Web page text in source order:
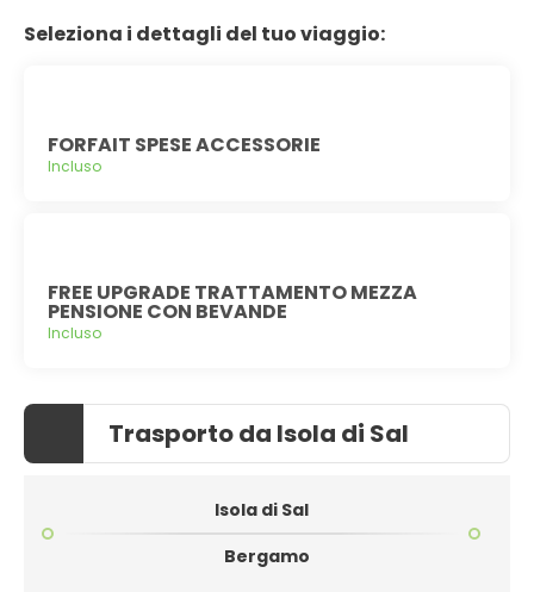
Seleziona i dettagli del tuo viaggio:
FORFAIT SPESE ACCESSORIE
Incluso
FREE UPGRADE TRATTAMENTO MEZZA
PENSIONE CON BEVANDE
Incluso
Trasporto da Isola di Sal
Isola di Sal
Bergamo